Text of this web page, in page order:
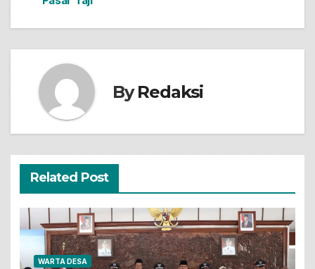
ByRedaksi
Related Post
WARTA DESA